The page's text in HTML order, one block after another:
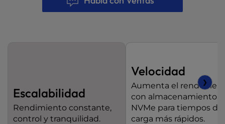
Escalabilidad
Rendimiento constante,
control y tranquilidad.
Velocidad
Aumenta el
con
NVMe para tiempos de
carga más rápidos.
❯